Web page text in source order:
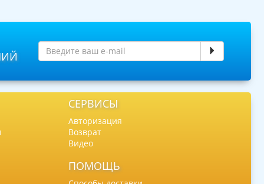
СЕРВИСЫ
Авторизация
Возврат
Видео
ПОМОЩЬ